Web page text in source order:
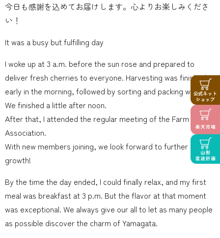
今日も感謝を込めてお届けします。心よりお楽しみくださ
い！
It was a busy but fulfilling day
I woke up at 3 a.m. before the sun rose and prepared to
deliver fresh cherries to everyone. Harvesting was finished
early in the morning, followed by sorting and packing work!
We finished a little after noon.
After that, I attended the regular meeting of the Farm Inn
Association.
With new members joining, we look forward to further
growth!
By the time the day ended, I could finally relax, and my first
meal was breakfast at 3 p.m. But the flavor at that moment
was exceptional. We always give our all to let as many people
as possible discover the charm of Yamagata.